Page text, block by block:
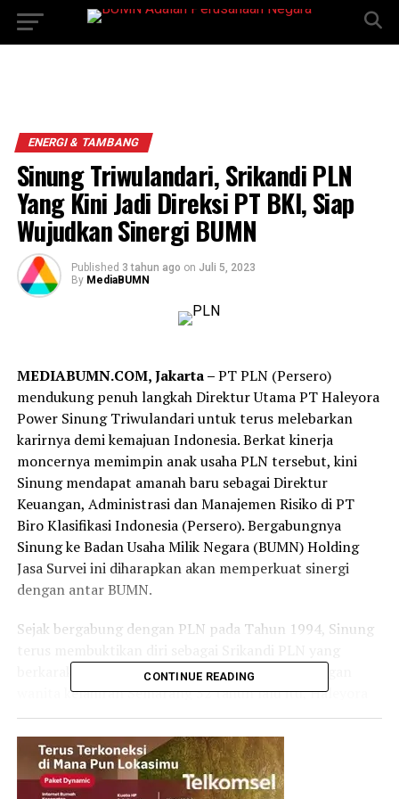
ENERGI & TAMBANG
Sinung Triwulandari, Srikandi PLN
Yang Kini Jadi Direksi PT BKI, Siap
Wujudkan Sinergi BUMN
Published 3 tahun ago on Juli 5, 2023
By MediaBUMN
MEDIABUMN.COM, Jakarta –PT PLN (Persero)
mendukung penuh langkah Direktur Utama PT Haleyora
Power Sinung Triwulandari untuk terus melebarkan
karirnya demi kemajuan Indonesia. Berkat kinerja
moncernya memimpin anak usaha PLN tersebut, kini
Sinung mendapat amanah baru sebagai Direktur
Keuangan, Administrasi dan Manajemen Risiko di PT
Biro Klasifikasi Indonesia (Persero). Bergabungnya
Sinung ke Badan Usaha Milik Negara (BUMN) Holding
Jasa Survei ini diharapkan akan memperkuat sinergi
dengan antar BUMN.
Sejak bergabung dengan PLN pada Tahun 1994, Sinung
berkarakter, anggun, cerdas dan tangguh. Di tangan
wanita kelahiran Semarang 52 tahun lalu itu, Haleyora
Power sebagai anak perusahaan PLN berhasil
menerapkan Good Corporate Governance (GCG)
menjaga pertumbuhan bisnis yang berkelanjutan,
meningkatkan nilai perusahaan, dan bertahan dalam
CONTINUE READING